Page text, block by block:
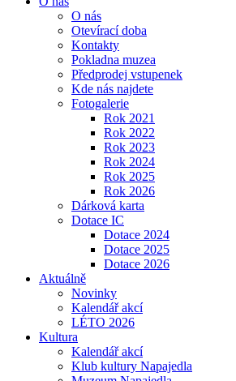
O nás
Otevírací doba
Kontakty
Pokladna muzea
Předprodej vstupenek
Kde nás najdete
Fotogalerie
Rok 2021
Rok 2022
Rok 2023
Rok 2024
Rok 2025
Rok 2026
Dárková karta
Dotace IC
Dotace 2024
Dotace 2025
Dotace 2026
Aktuálně
Novinky
Kalendář akcí
LÉTO 2026
Kultura
Kalendář akcí
Klub kultury Napajedla